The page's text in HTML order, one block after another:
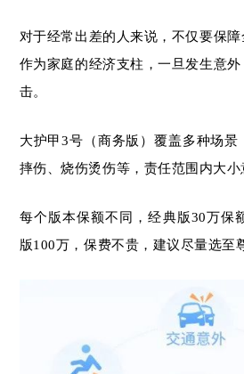
对于经常出差的人来说，不仅要保障
作为家庭的经济支柱，一旦发生意
击。
大护甲3号（商务版）覆盖多种场景
摔伤、烧伤烫伤等，责任范围内大小
每个版本保额不同，经典版30万保
版100万，保费不贵，建议尽量选至